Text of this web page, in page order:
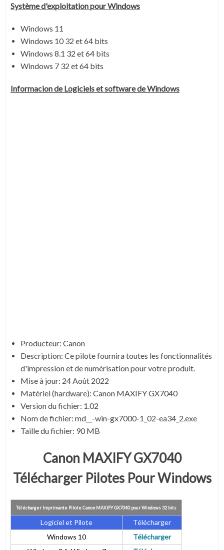
Systèmed'exploitation pour Windows
Windows 11
Windows 10 32 et 64 bits
Windows 8.1 32 et 64 bits
Windows 7 32 et 64 bits
Informacion de Logiciels et software de Windows
Producteur: Canon
Description: Ce pilote fournira toutes les fonctionnalités
d'impression et de numérisation pour votre produit.
Mise à jour: 24 Août 2022
Matériel (hardware): Canon MAXIFY GX7040
Version du fichier: 1.02
Nom de fichier: md__-win-gx7000-1_02-ea34_2.exe
Taille du fichier: 90 MB
Canon MAXIFY GX7040
Télécharger Pilotes Pour Windows
Télécharger Imprimante Pilote Canon MAXIFY GX7040 pour Windows 32 bits
Logiciel et Pilote
Télécharger
Windows 10
Télécharger